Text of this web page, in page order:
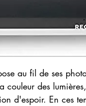
au fil de ses
couleur des
d'espoir. En ces